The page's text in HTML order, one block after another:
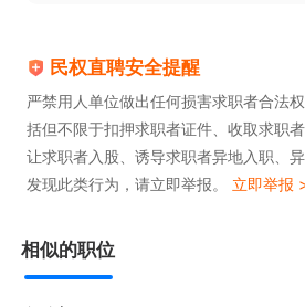
民权直聘安全提醒
严禁用人单位做出任何损害求职者合法
括但不限于扣押求职者证件、收取求职
让求职者入股、诱导求职者异地入职、
发现此类行为，请立即举报。 立即举报
相似的职位